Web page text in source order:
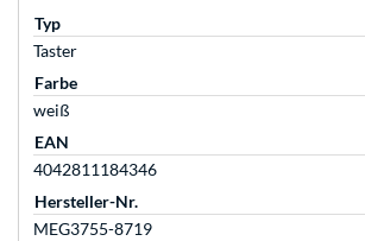
Typ
Taster
Farbe
weiß
EAN
4042811184346
Hersteller-Nr.
MEG3755-8719